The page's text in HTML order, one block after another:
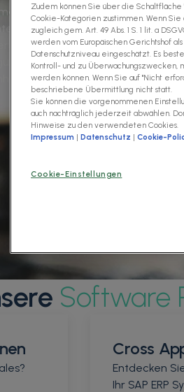
SAP-Apps und Cloud-
Unsere flexiblen
gesamten Wertschöpfungskette
bis zu elektronischen
Ihre betriebliche Effizienz.
Software
Cross
Entdecken
Ihr SAP ERP
Zudem können Sie über die
Cookie-Kategorien zustimmen. Wenn
zugleich gem. Art. 49 Abs. 1 S. 1 lit. a
werden vom Europäischen Gerichtshof
Datenschutzniveau eingeschätzt. Es
Kontroll- und zu
werden können. Wenn Sie auf "Nicht
beschriebene Übermittlung nicht statt.
Sie können die vorgenommenen
auch nachträglich jederzeit abwählen.
Hinweise zu den verwendeten Cookies.
Impressum | Datenschutz | Cookie-
Cookie-Einstellungen